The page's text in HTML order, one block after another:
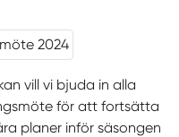
vill vi bjuda in alla
för att fortsätta
planer inför säsongen